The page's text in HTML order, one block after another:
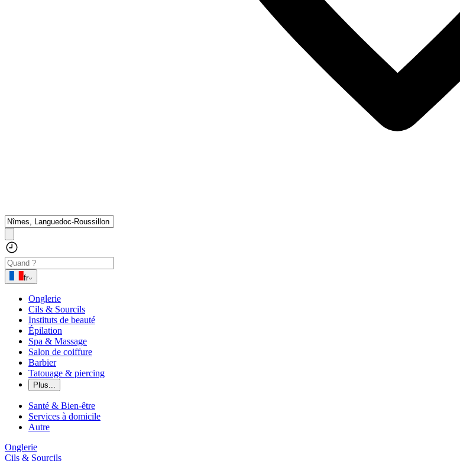
fr
Onglerie
Cils & Sourcils
Instituts de beauté
Épilation
Spa & Massage
Salon de coiffure
Barbier
Tatouage & piercing
Plus...
Santé & Bien-être
Services à domicile
Autre
Onglerie
Cils & Sourcils